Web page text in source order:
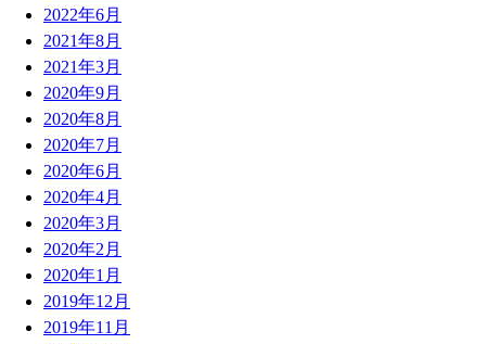
2022年6月
2021年8月
2021年3月
2020年9月
2020年8月
2020年7月
2020年6月
2020年4月
2020年3月
2020年2月
2020年1月
2019年12月
2019年11月